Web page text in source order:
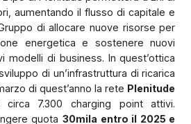
aumentando il flusso di capitale e
di allocare nuove risorse per
energetica e sostenere nuovi
modelli di business. In quest’ottica
di un’infrastruttura di ricarica
di quest’anno la rete Plenitude
circa 7.300 charging point attivi.
quota 30mila entro il 2025 e